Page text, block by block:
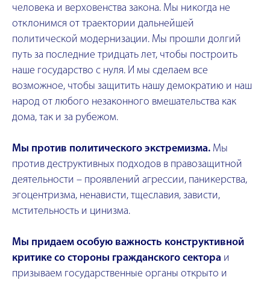
человека и верховенства закона. Мы никогда не
отклонимся от траектории дальнейшей
политической модернизации. Мы прошли долгий
путь за последние тридцать лет, чтобы построить
наше государство с нуля. И мы сделаем все
возможное, чтобы защитить нашу демократию и наш
народ от любого незаконного вмешательства как
дома, так и за рубежом.
Мы против политического экстремизма. Мы
против деструктивных подходов в правозащитной
деятельности – проявлений агрессии, паникерства,
эгоцентризма, ненависти, тщеславия, зависти,
мстительность и цинизма.
Мы придаем особую важность конструктивной
критике со стороны гражданского сектора и
призываем государственные органы открыто и